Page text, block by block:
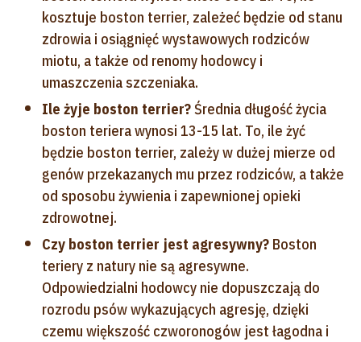
kosztuje boston terrier, zależeć będzie od stanu
zdrowia i osiągnięć wystawowych rodziców
miotu, a także od renomy hodowcy i
umaszczenia szczeniaka.
Ile żyje boston terrier?Średnia długość życia
boston teriera wynosi 13-15 lat. To, ile żyć
będzie boston terrier, zależy w dużej mierze od
genów przekazanych mu przez rodziców, a także
od sposobu żywienia i zapewnionej opieki
zdrowotnej.
Czy boston terrier jest agresywny? Boston
teriery z natury nie są agresywne.
Odpowiedzialni hodowcy nie dopuszczają do
rozrodu psów wykazujących agresję, dzięki
czemu większość czworonogów jest łagodna i